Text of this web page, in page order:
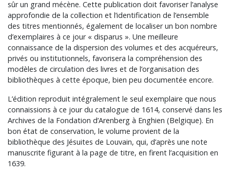
sûr un grand mécène. Cette publication doit favoriser l’analyse
approfondie de la collection et l’identification de l’ensemble
des titres mentionnés, également de localiser un bon nombre
d’exemplaires à ce jour « disparus ». Une meilleure
connaissance de la dispersion des volumes et des acquéreurs,
privés ou institutionnels, favorisera la compréhension des
modèles de circulation des livres et de l’organisation des
bibliothèques à cette époque, bien peu documentée encore.
L’édition reproduit intégralement le seul exemplaire que nous
connaissions à ce jour du catalogue de 1614, conservé dans les
Archives de la Fondation d’Arenberg à Enghien (Belgique). En
bon état de conservation, le volume provient de la
bibliothèque des Jésuites de Louvain, qui, d’après une note
manuscrite figurant à la page de titre, en firent l’acquisition en
1639.